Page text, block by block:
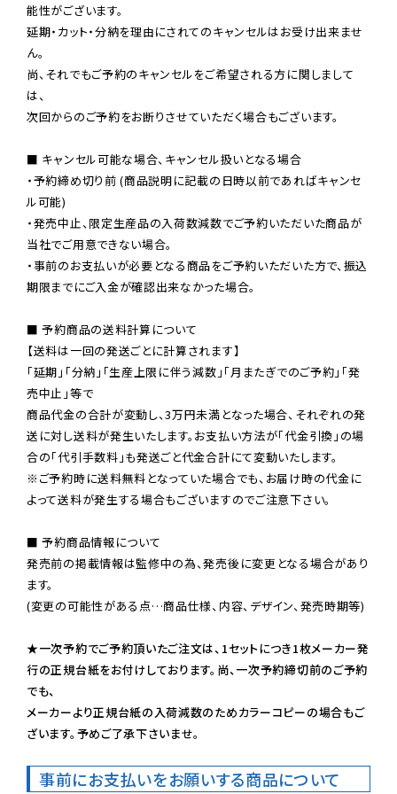
能性がございます。
延期・カット・分納を理由にされてのキャンセルはお受け出来ませ
ん。
尚、それでもご予約のキャンセルをご希望される方に関しまして
は、
次回からのご予約をお断りさせていただく場合もございます。
■ キャンセル可能な場合、キャンセル扱いとなる場合
・予約締め切り前 (商品説明に記載の日時以前であればキャンセ
ル可能)
・発売中止、限定生産品の入荷数減数でご予約いただいた商品が
当社でご用意できない場合。
・事前のお支払いが必要となる商品をご予約いただいた方で、振込
期限までにご入金が確認出来なかった場合。
■ 予約商品の送料計算について
【送料は一回の発送ごとに計算されます】
「延期」「分納」「生産上限に伴う減数」「月またぎでのご予約」「発
売中止」等で
商品代金の合計が変動し、3万円未満となった場合、それぞれの発
送に対し送料が発生いたします。お支払い方法が「代金引換」の場
※ご予約時に送料無料となっていた場合でも、お届け時の代金に
よって送料が発生する場合もございますのでご注意下さい。
■ 予約商品情報について
発売前の掲載情報は監修中の為、発売後に変更となる場合があり
ます。
(変更の可能性がある点…商品仕様、内容、デザイン、発売時期等)
★一次予約でご予約頂いたご注文は、1セットにつき1枚メーカー発
行の正規台紙をお付けしております。尚、一次予約締切前のご予約
でも、
メーカーより正規台紙の入荷減数のためカラーコピーの場合もご
ざいます。予めご了承下さいませ。
事前にお支払いをお願いする商品について